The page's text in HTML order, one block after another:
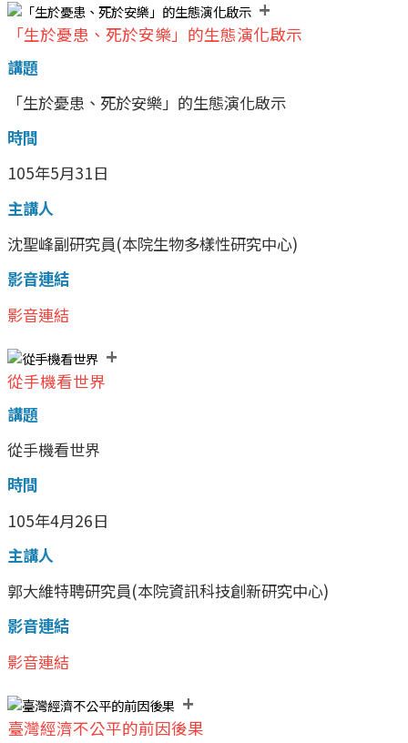
+
「生於憂患、死於安樂」的生態演化啟示
講題
「生於憂患、死於安樂」的生態演化啟示
時間
105年5月31日
主講人
沈聖峰副研究員(本院生物多樣性研究中心)
影音連結
影音連結
+
從手機看世界
講題
從手機看世界
時間
105年4月26日
主講人
郭大維特聘研究員(本院資訊科技創新研究中心)
影音連結
影音連結
+
臺灣經濟不公平的前因後果